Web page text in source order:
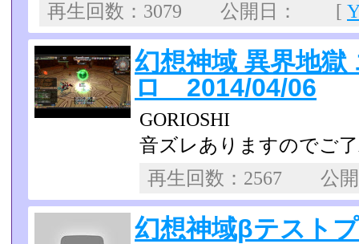
再生回数：3079 公開日： [
幻想神域 異界地
ロ 2014/04/06
GORIOSHI
音ズレありますのでご
再生回数：2567
幻想神域βテスト